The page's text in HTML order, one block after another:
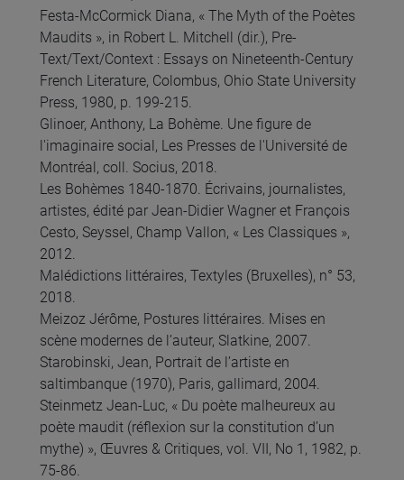
Festa-McCormick Diana, « The Myth of the Poètes
Maudits », in Robert L. Mitchell (dir.), Pre-
Text/Text/Context : Essays on Nineteenth-Century
French Literature, Colombus, Ohio State University
Press, 1980, p. 199-215.
Glinoer, Anthony, La Bohème. Une figure de
l'imaginaire social, Les Presses de l'Université de
Montréal, coll. Socius, 2018.
Les Bohèmes 1840-1870. Écrivains, journalistes,
artistes, édité par Jean-Didier Wagner et François
Cesto, Seyssel, Champ Vallon, « Les Classiques »,
2012.
Malédictions littéraires, Textyles (Bruxelles), n° 53,
2018.
Meizoz Jérôme, Postures littéraires. Mises en
scène modernes de l’auteur, Slatkine, 2007.
Starobinski, Jean, Portrait de l’artiste en
saltimbanque (1970), Paris, gallimard, 2004.
Steinmetz Jean-Luc, « Du poète malheureux au
poète maudit (réflexion sur la constitution d’un
mythe) », Œuvres & Critiques, vol. VII, No 1, 1982, p.
75-86.